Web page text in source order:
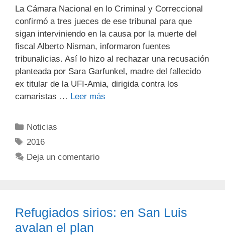
La Cámara Nacional en lo Criminal y Correccional
confirmó a tres jueces de ese tribunal para que
sigan interviniendo en la causa por la muerte del
fiscal Alberto Nisman, informaron fuentes
tribunalicias. Así lo hizo al rechazar una recusación
planteada por Sara Garfunkel, madre del fallecido
ex titular de la UFI-Amia, dirigida contra los
camaristas … Leer más
Noticias
2016
Deja un comentario
Refugiados sirios: en San Luis
avalan el plan